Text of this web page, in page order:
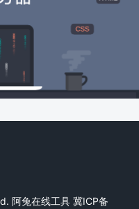
阿兔在线工具 冀ICP备